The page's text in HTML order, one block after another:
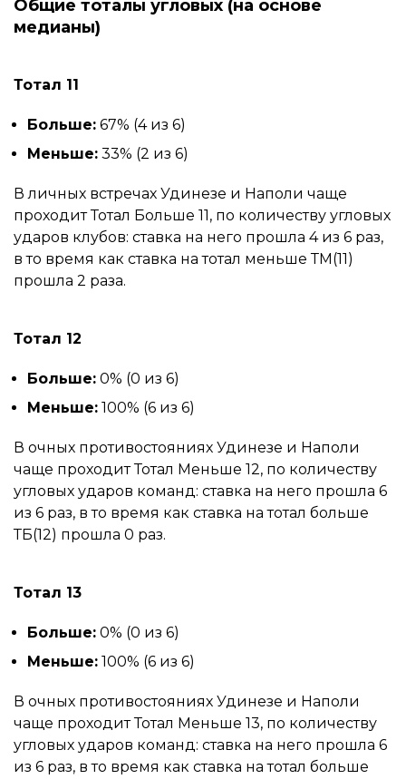
Общие тоталы угловых (на основе
медианы)
Тотал 11
Больше: 67% (4 из 6)
Меньше: 33% (2 из 6)
В личных встречах Удинезе и Наполи чаще
проходит Тотал Больше 11, по количеству угловых
ударов клубов: ставка на него прошла 4 из 6 раз,
в то время как ставка на тотал меньше ТМ(11)
прошла 2 раза.
Тотал 12
Больше: 0% (0 из 6)
Меньше: 100% (6 из 6)
В очных противостояниях Удинезе и Наполи
чаще проходит Тотал Меньше 12, по количеству
угловых ударов команд: ставка на него прошла 6
из 6 раз, в то время как ставка на тотал больше
ТБ(12) прошла 0 раз.
Тотал 13
Больше: 0% (0 из 6)
Меньше: 100% (6 из 6)
В очных противостояниях Удинезе и Наполи
чаще проходит Тотал Меньше 13, по количеству
угловых ударов команд: ставка на него прошла 6
из 6 раз, в то время как ставка на тотал больше